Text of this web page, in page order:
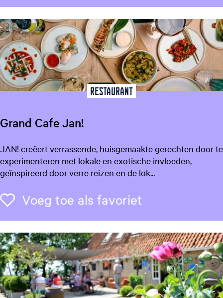
e
e
u
w
a
r
d
e
Grand Cafe Jan!
G
r
a
d
C
a
f
e
J
a
n
!
JAN! creëert verrassende, huisgemaakte gerechten door te
experimenteren met lokale en exotische invloeden,
geïnspireerd door verre reizen en de lok...
Restaurant
Voeg toe als favoriet